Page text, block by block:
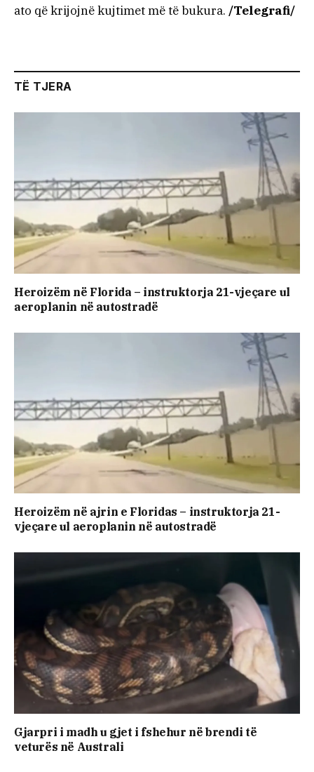
ato që krijojnë kujtimet më të bukura. /Telegrafi/
TË TJERA
Heroizëm në Florida – instruktorja 21-vjeçare ul
aeroplanin në autostradë
Heroizëm në ajrin e Floridas – instruktorja 21-
vjeçare ul aeroplanin në autostradë
Gjarpri i madh u gjet i fshehur në brendi të
veturës në Australi